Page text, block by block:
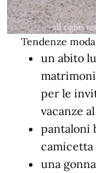
Tendenze
un abito
per le
vacanze
pantaloni
camicetta
una